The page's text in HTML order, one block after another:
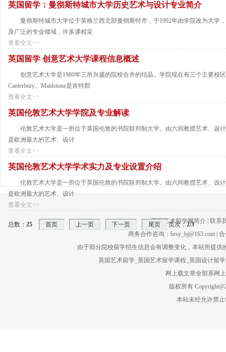
英国留学：曼彻斯特城市大学历史艺术与设计专业简介
曼彻斯特城市大学位于英格兰西北部曼彻斯特市，于1992年由学院改为大学
及广泛的专业领域，许多课程采
查看全文>>
英国留学 创意艺术大学课程信息概述
创意艺术大学是1980年三所兴盛的院校合并的结晶。学院现在有三个主要校区
Canterbury。Maidstone是肯特郡
查看全文>>
英国伦敦艺术大学学院及专业解读
伦敦艺术大学是一所位于英国伦敦的书院联邦制大学。由六间教授艺术、设
是欧洲最大的艺术、设计
查看全文>>
英国伦敦艺术大学学术实力及专业设置介绍
伦敦艺术大学是一所位于英国伦敦的书院联邦制大学。由六间教授艺术、设
是欧洲最大的艺术、设计
查看全文>>
总数： 25 首页 上一页 下一页 尾页 页次： 2/3
英国艺术留学网简介 | 联系
商务合作咨询：brsy_bj@163.com |
由于部分院校留学招生信息会有调整变化，本站所提供
英国艺术留学_英国艺术留学课程_英国设计留
网上载文章全部系网上
版权所有
本站未经允许禁